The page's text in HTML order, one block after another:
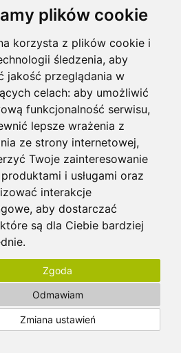
plików cookie
korzysta z plików cookie i
śledzenia, aby
jakość przeglądania w
celach: aby umożliwić
funkcjonalność serwisu,
lepsze wrażenia z
ze strony internetowej,
Twoje zainteresowanie
i usługami oraz
interakcje
, aby dostarczać
są dla Ciebie bardziej
.
Zgoda
Odmawiam
Zmiana ustawień
więcej
do Newslettera
o promocjach i nowościach
oraz wyrażam
mojego adresu e-mail przez
związanych z usługą subskrypcji
Newslettera.